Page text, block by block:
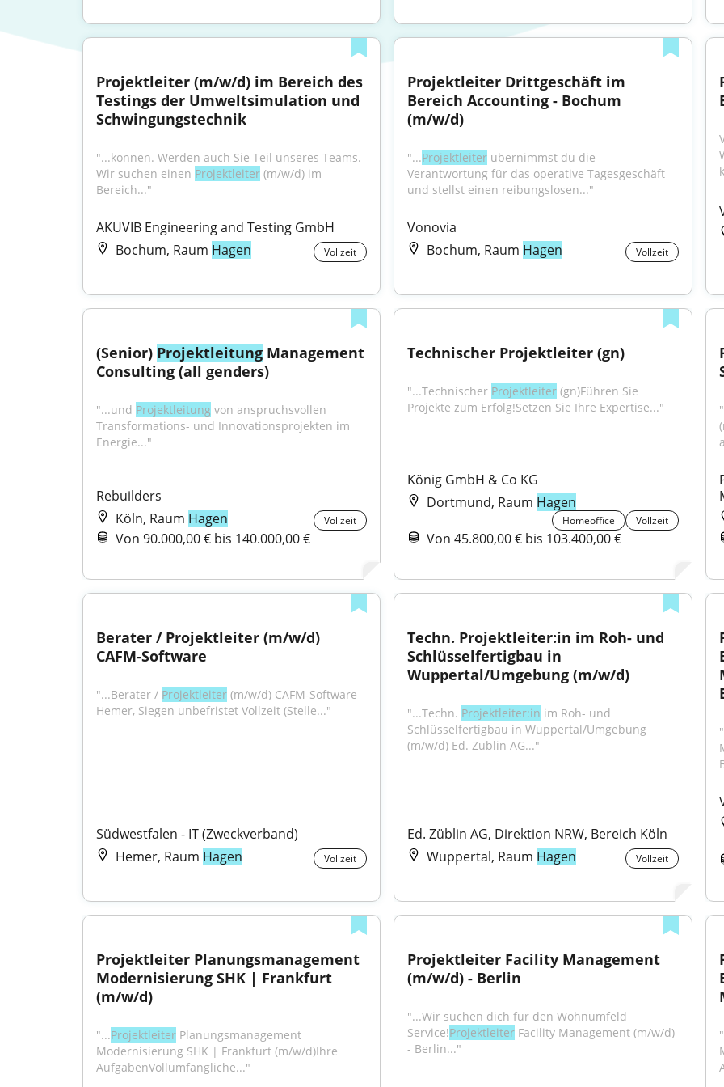
Projektleiter (m/w/d) im Bereich des
Testings der Umweltsimulation und
Schwingungstechnik
"...können. Werden auch Sie Teil unseres Teams.
Wir suchen einen Projektleiter (m/w/d) im
Bereich..."
AKUVIB Engineering and Testing GmbH
Bochum, Raum Hagen Vollzeit
Projektleiter Drittgeschäft im
Bereich Accounting - Bochum
(m/w/d)
"...Projektleiter übernimmst du die
Verantwortung für das operative Tagesgeschäft
und stellst einen reibungslosen..."
Vonovia
Bochum, Raum Hagen Vollzeit
(Senior) Projektleitung Management
Consulting (all genders)
"...und Projektleitung von anspruchsvollen
Transformations- und Innovationsprojekten im
Energie..."
Rebuilders
Köln, Raum Hagen Vollzeit
Von 90.000,00 € bis 140.000,00 €
Technischer Projektleiter (gn)
"...Technischer Projektleiter (gn)Führen Sie
Projekte zum Erfolg!Setzen Sie Ihre Expertise..."
König GmbH & Co KG
Dortmund, Raum Hagen
Homeoffice Vollzeit
Von 45.800,00 € bis 103.400,00 €
Berater / Projektleiter (m/w/d)
CAFM-Software
"...Berater / Projektleiter (m/w/d) CAFM-Software ​
Hemer, Siegen ​unbefristet ​Vollzeit (Stelle..."
Südwestfalen - IT (Zweckverband)
Hemer, Raum Hagen Vollzeit
Techn. Projektleiter:in im Roh- und
Schlüsselfertigbau in
Wuppertal/Umgebung (m/w/d)
"...Techn. Projektleiter:in im Roh- und
Schlüsselfertigbau in Wuppertal/Umgebung
(m/w/d) Ed. Züblin AG..."
Ed. Züblin AG, Direktion NRW, Bereich Köln
Wuppertal, Raum Hagen Vollzeit
Projektleiter Planungsmanagement
Modernisierung SHK | Frankfurt
(m/w/d)
"...Projektleiter Planungsmanagement
Modernisierung SHK | Frankfurt (m/w/d)Ihre
AufgabenVollumfängliche..."
Projektleiter Facility Management
(m/w/d) - Berlin
"...Wir suchen dich für den Wohnumfeld
Service!Projektleiter Facility Management (m/w/d)
- Berlin..."